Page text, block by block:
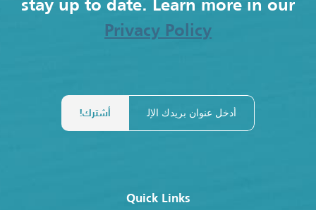
stay up to date. Learn more in our
Privacy Policy
Quick Links